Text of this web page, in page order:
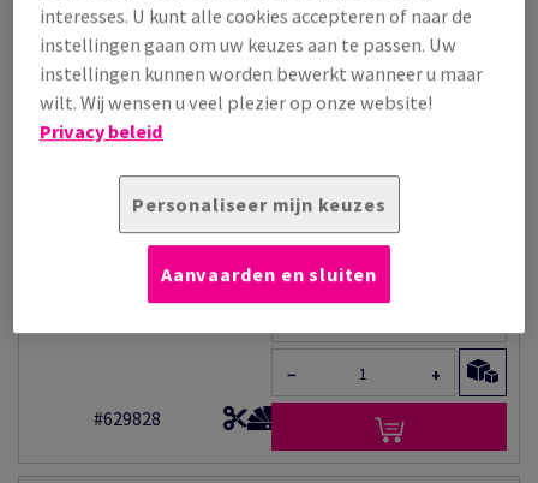
Extra productinformatie Delen via e-mail
Filter
Opale Reference Linnen, hoogwit, 300g/m2,linnen, zonder
watermerk, houtvrij ECF, 0.340mm, 700mm x 1000mm, B1, LL
langlopend, pak van 50 vellen, FSC Mix 70%, VF5006159
#629828
Prijs incl. BTW
€ 5 453,31
/ 1 000 Vel
(210 kg )
OP VOORRAAD
− +
interesses. U kunt alle cookies accepteren of naar de
instellingen gaan om uw keuzes aan te passen. Uw
instellingen kunnen worden bewerkt wanneer u maar
wilt. Wij wensen u veel plezier op onze website!
Privacy beleid
Personaliseer mijn keuzes
Aanvaarden en sluiten